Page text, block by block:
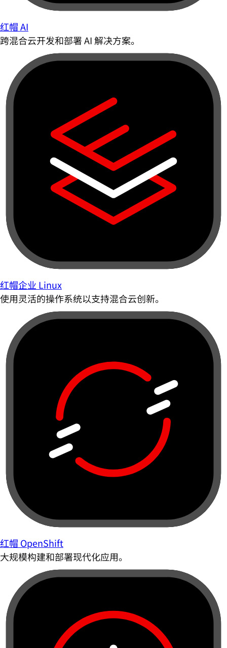
红帽 AI
跨混合云开发和部署 AI 解决方案。
红帽企业 Linux
使用灵活的操作系统以支持混合云创新。
红帽 OpenShift
大规模构建和部署现代化应用。